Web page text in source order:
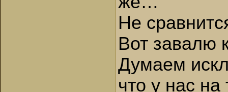
Не
Вот завалю
Думаем
что у нас